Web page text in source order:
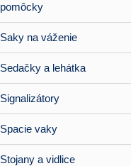
pomôcky
Saky na váženie
Sedačky a lehátka
Signalizátory
Spacie vaky
Stojany a vidlice